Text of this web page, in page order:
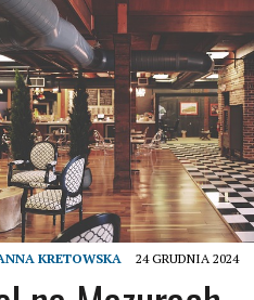
KRETOWSKA 24 GRUDNIA 2024